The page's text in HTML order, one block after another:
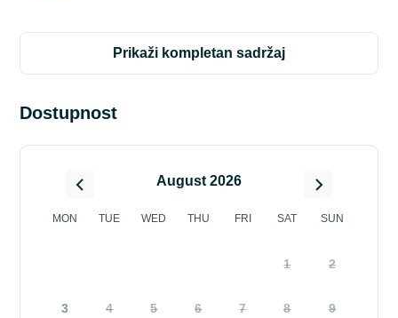
prikaži kompletan sadržaj
Dostupnost
August 2026
MON TUE WED THU FRI SAT SUN
1 2
3 4 5 6 7 8 9